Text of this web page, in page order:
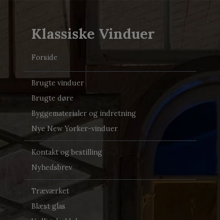
Klassiske Vinduer
Forside
Brugte vinduer
Brugte døre
Byggematerialer og indretning
Nye New Yorker-vinduer
Kontakt og bestilling
Nyhedsbrev
Træværket
Blæst glas